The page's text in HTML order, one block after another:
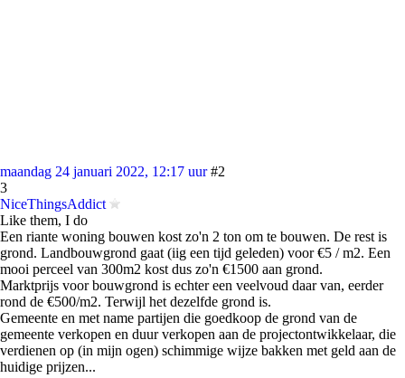
maandag 24 januari 2022, 12:17 uur #2
3
NiceThingsAddict
Like them, I do
Een riante woning bouwen kost zo'n 2 ton om te bouwen. De rest is
grond. Landbouwgrond gaat (iig een tijd geleden) voor €5 / m2. Een
mooi perceel van 300m2 kost dus zo'n €1500 aan grond.
Marktprijs voor bouwgrond is echter een veelvoud daar van, eerder
rond de €500/m2. Terwijl het dezelfde grond is.
Gemeente en met name partijen die goedkoop de grond van de
gemeente verkopen en duur verkopen aan de projectontwikkelaar, die
verdienen op (in mijn ogen) schimmige wijze bakken met geld aan de
huidige prijzen...